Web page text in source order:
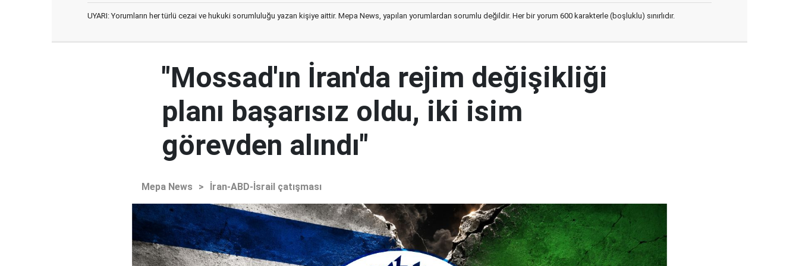
UYARI: Yorumların her türlü cezai ve hukuki sorumluluğu yazan kişiye aittir. Mepa News, yapılan yorumlardan sorumlu değildir. Her bir yorum 600 karakterle (boşluklu) sınırlıdır.
"Mossad'ın İran'da rejim değişikliği
planı başarısız oldu, iki isim
görevden alındı"
Mepa News > İran-ABD-İsrail çatışması